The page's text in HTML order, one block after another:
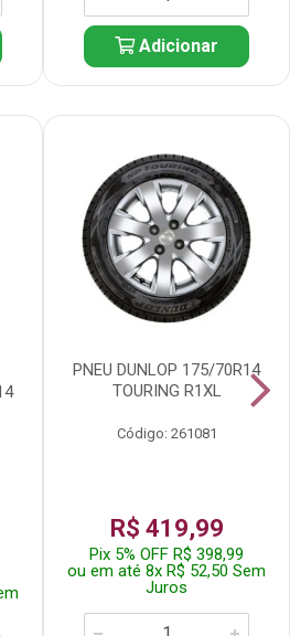
Adicionar
PNEU DUNLOP 175/70R14
TOURING R1XL
Código: 261081
R$ 419,99
Pix 5% OFF R$ 398,99
ou em até 8x R$ 52,50 Sem
Juros